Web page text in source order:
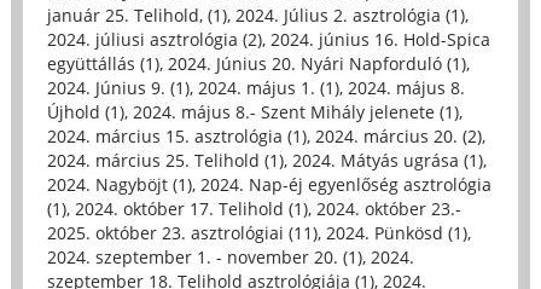
január 25. Telihold, (1), 2024. Július 2. asztrológia (1),
2024. júliusi asztrológia (2), 2024. június 16. Hold-Spica
együttállás (1), 2024. Június 20. Nyári Napforduló (1),
2024. Június 9. (1), 2024. május 1. (1), 2024. május 8.
Újhold (1), 2024. május 8.- Szent Mihály jelenete (1),
2024. március 15. asztrológia (1), 2024. március 20. (2),
2024. március 25. Telihold (1), 2024. Mátyás ugrása (1),
2024. Nagyböjt (1), 2024. Nap-éj egyenlőség asztrológia
(1), 2024. október 17. Telihold (1), 2024. október 23.-
2025. október 23. asztrológiai (11), 2024. Pünkösd (1),
2024. szeptember 1. - november 20. (1), 2024.
szeptember 18. Telihold asztrológiája (1), 2024.